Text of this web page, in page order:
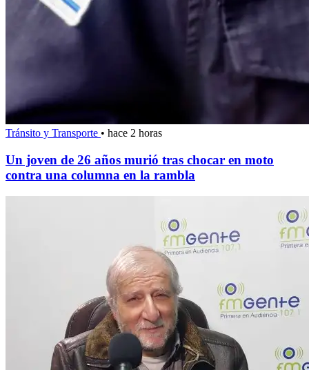
Tránsito y Transporte • hace 2 horas
Un joven de 26 años murió tras chocar en moto
contra una columna en la rambla